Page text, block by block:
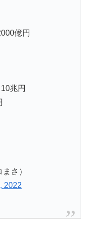
億円
兆円
さ）
2022